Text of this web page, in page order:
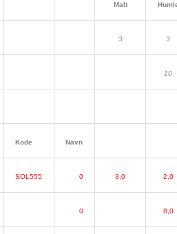
Malt
3 3
10
Kode Navn
SOL555 0 3,0 2,0
0 8,0